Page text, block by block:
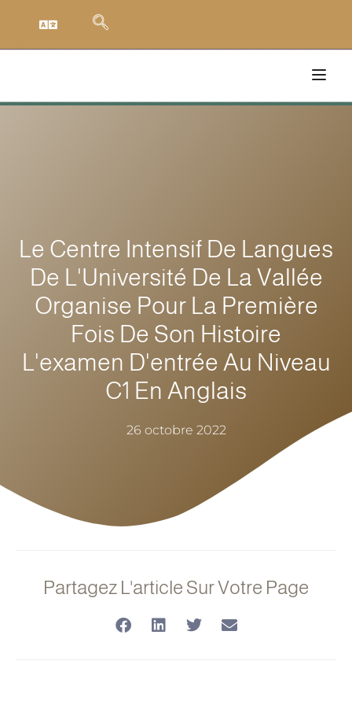
Le Centre Intensif De Langues
De L'Université De La Vallée
Organise Pour La Première
Fois De Son Histoire
L'examen D'entrée Au Niveau
C1 En Anglais
26 octobre 2022
Partagez L'article Sur Votre Page